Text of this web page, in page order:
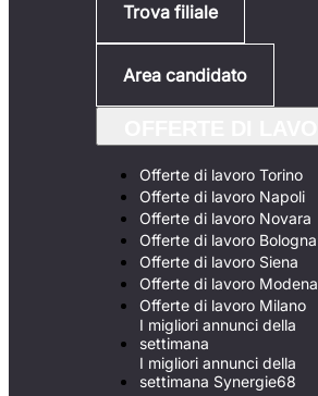
Trova filiale
Area candidato
Offerte di lavoro Torino
Offerte di lavoro Napoli
Offerte di lavoro Novara
Offerte di lavoro Bologna
Offerte di lavoro Siena
Offerte di lavoro Modena
Offerte di lavoro Milano
I migliori annunci della
settimana
I migliori annunci della
settimana Synergie68